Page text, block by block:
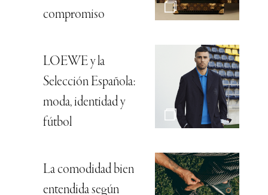
compromiso
LOEWE y la
Selección Española:
moda, identidad y
fútbol
La comodidad bien
entendida según